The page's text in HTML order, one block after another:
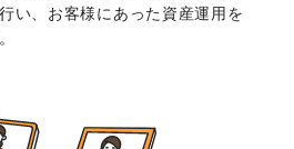
い、お客様にあった資産運用を